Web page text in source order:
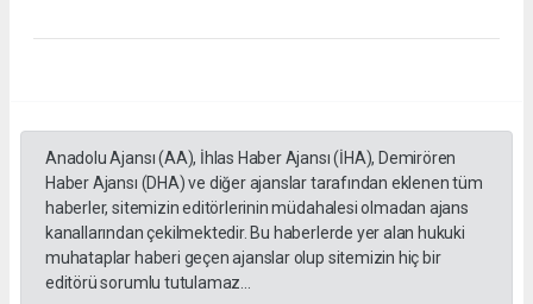
Anadolu Ajansı (AA), İhlas Haber Ajansı (İHA), Demirören
Haber Ajansı (DHA) ve diğer ajanslar tarafından eklenen tüm
haberler, sitemizin editörlerinin müdahalesi olmadan ajans
kanallarından çekilmektedir. Bu haberlerde yer alan hukuki
muhataplar haberi geçen ajanslar olup sitemizin hiç bir
editörü sorumlu tutulamaz...